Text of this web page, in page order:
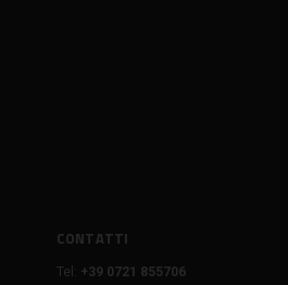
CONTATTI
Tel:
+39 0721 855706